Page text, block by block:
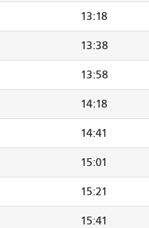
13:18
13:38
13:58
14:18
14:41
15:01
15:21
15:41